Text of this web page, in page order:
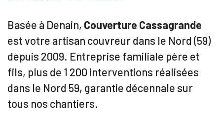
Basée à Denain, Couverture Cassagrande
est votre artisan couvreur dans le Nord (59)
depuis 2009. Entreprise familiale père et
fils, plus de 1 200 interventions réalisées
dans le Nord 59, garantie décennale sur
tous nos chantiers.